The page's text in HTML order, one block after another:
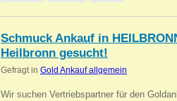
Schmuck Ankauf in
Heilbronn gesucht!
Gefragt in Gold Ankauf allgemein
Wir suchen Vertriebspartner für den